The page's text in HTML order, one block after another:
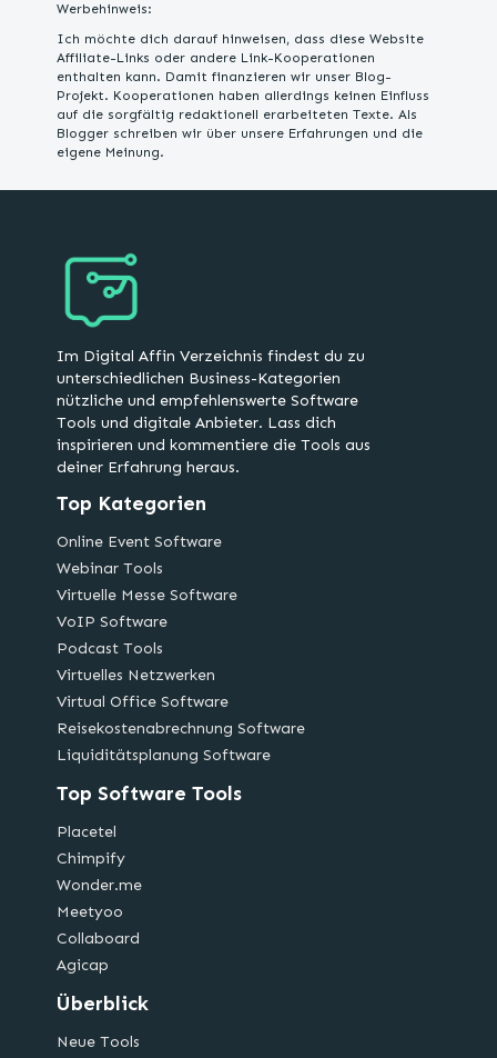
Werbehinweis:
Ich möchte dich darauf hinweisen, dass diese Website
Affiliate-Links oder andere Link-Kooperationen
enthalten kann. Damit finanzieren wir unser Blog-
Projekt. Kooperationen haben allerdings keinen Einfluss
auf die sorgfältig redaktionell erarbeiteten Texte. Als
Blogger schreiben wir über unsere Erfahrungen und die
eigene Meinung.
Im Digital Affin Verzeichnis findest du zu
unterschiedlichen Business-Kategorien
nützliche und empfehlenswerte Software
Tools und digitale Anbieter. Lass dich
inspirieren und kommentiere die Tools aus
deiner Erfahrung heraus.
Top Kategorien
Online Event Software
Webinar Tools
Virtuelle Messe Software
VoIP Software
Podcast Tools
Virtuelles Netzwerken
Virtual Office Software
Reisekostenabrechnung Software
Liquiditätsplanung Software
Top Software Tools
Placetel
Chimpify
Wonder.me
Meetyoo
Collaboard
Agicap
Überblick
Neue Tools